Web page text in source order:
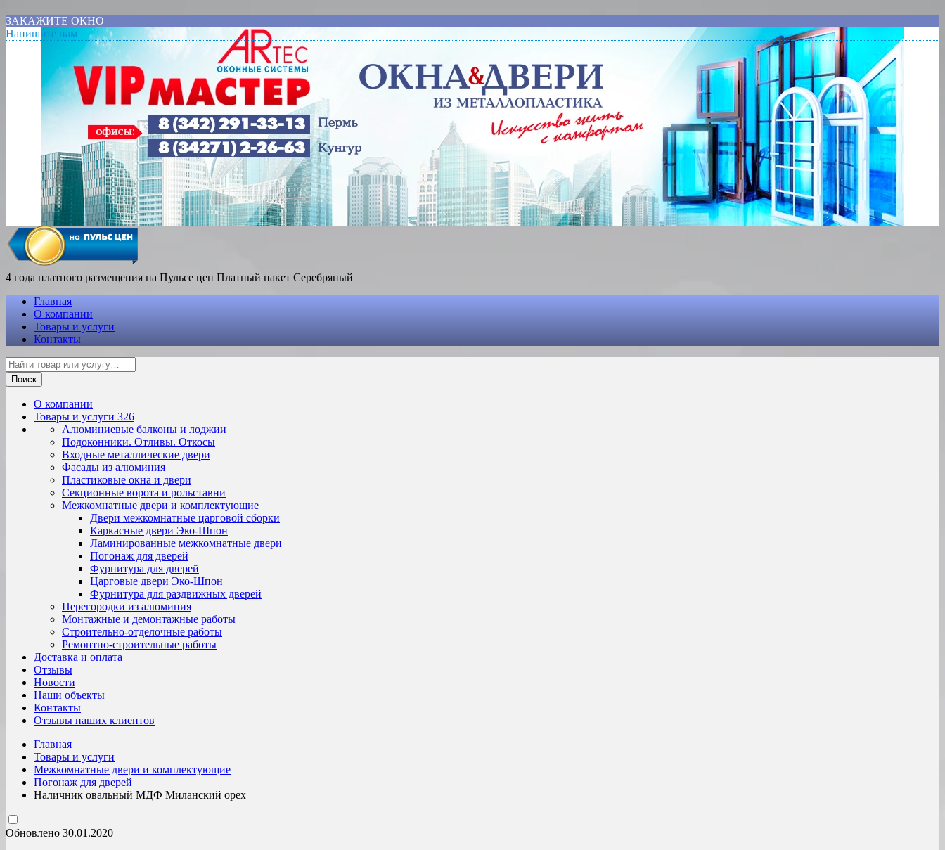
ЗАКАЖИТЕ ОКНО
Напишите нам
4 года платного размещения на Пульсе цен Платный пакет Серебряный
Главная
О компании
Товары и услуги
Контакты
Поиск
О компании
Товары и услуги 326
Алюминиевые балконы и лоджии
Подоконники. Отливы. Откосы
Входные металлические двери
Фасады из алюминия
Пластиковые окна и двери
Секционные ворота и рольставни
Межкомнатные двери и комплектующие
Двери межкомнатные царговой сборки
Каркасные двери Эко-Шпон
Ламинированные межкомнатные двери
Погонаж для дверей
Фурнитура для дверей
Царговые двери Эко-Шпон
Фурнитура для раздвижных дверей
Перегородки из алюминия
Монтажные и демонтажные работы
Строительно-отделочные работы
Ремонтно-строительные работы
Доставка и оплата
Отзывы
Новости
Наши объекты
Контакты
Отзывы наших клиентов
Главная
Товары и услуги
Межкомнатные двери и комплектующие
Погонаж для дверей
Наличник овальный МДФ Миланский орех
Обновлено 30.01.2020